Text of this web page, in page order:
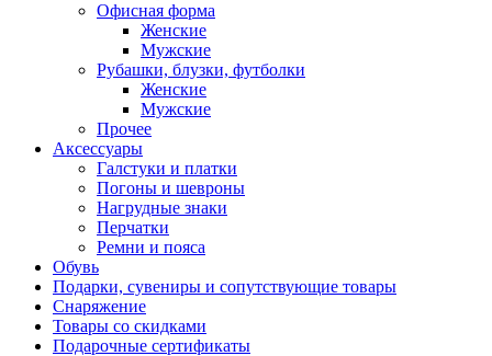
Офисная форма
Женские
Мужские
Рубашки, блузки, футболки
Женские
Мужские
Прочее
Аксессуары
Галстуки и платки
Погоны и шевроны
Нагрудные знаки
Перчатки
Ремни и пояса
Обувь
Подарки, сувениры и сопутствующие товары
Снаряжение
Товары со скидками
Подарочные сертификаты